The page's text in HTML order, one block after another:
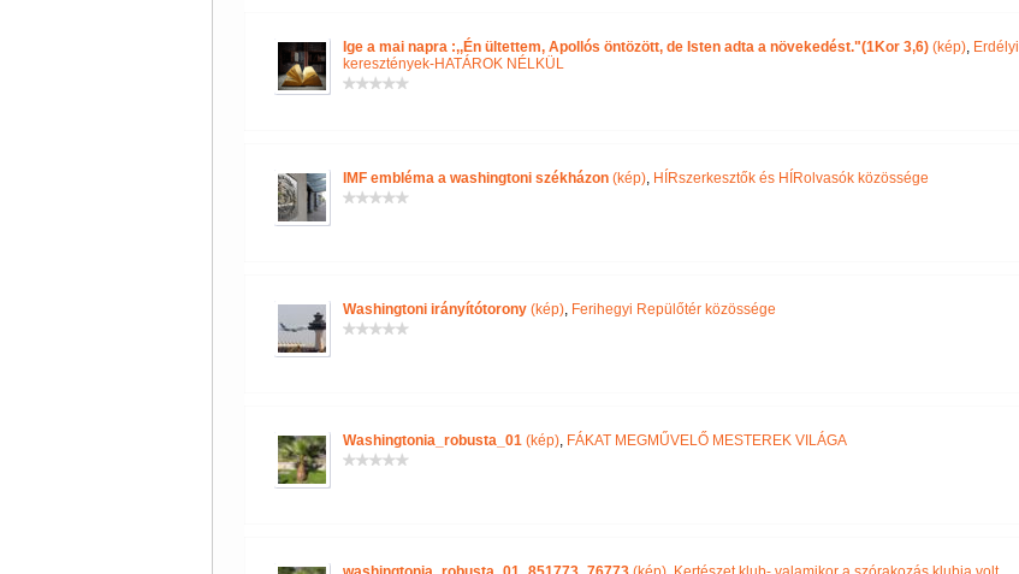
Ige a mai napra :,,Én ültettem, Apollós öntözött, de Isten adta a növekedést."(1Kor 3,6)(kép), Erdélyi
keresztények-HATÁROK NÉLKÜL
IMF embléma a washingtoni székházon(kép), HÍRszerkesztők és HÍRolvasók közössége
Washingtoni irányítótorony(kép), Ferihegyi Repülőtér közössége
Washingtonia_robusta_01(kép), FÁKAT MEGMŰVELŐ MESTEREK VILÁGA